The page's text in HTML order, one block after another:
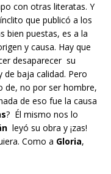
con otras literatas. Y
que publicó a los
bien puestas, es a la
y causa. Hay que
desaparecer su
baja calidad. Pero
de, no por ser hombre,
de eso fue la causa
? Él mismo nos lo
leyó su obra y ¡zas!
Como a Gloria,